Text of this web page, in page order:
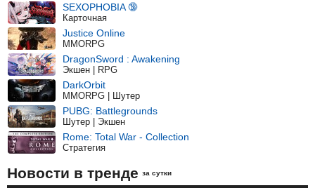
SEXOPHOBIA 🔞
Карточная
Justice Online
MMORPG
DragonSword : Awakening
Экшен | RPG
DarkOrbit
MMORPG | Шутер
PUBG: Battlegrounds
Шутер | Экшен
Rome: Total War - Collection
Стратегия
Новости в тренде за сутки